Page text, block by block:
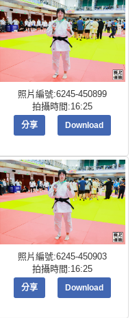
照片編號:6245-450899
拍攝時間:16:25
分享 Download
照片編號:6245-450903
拍攝時間:16:25
分享 Download